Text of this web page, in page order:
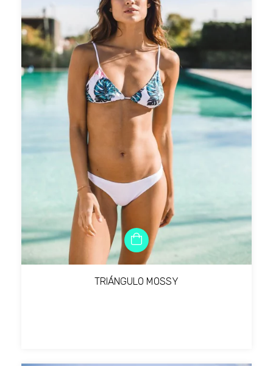
TRIÁNGULO MOSSY